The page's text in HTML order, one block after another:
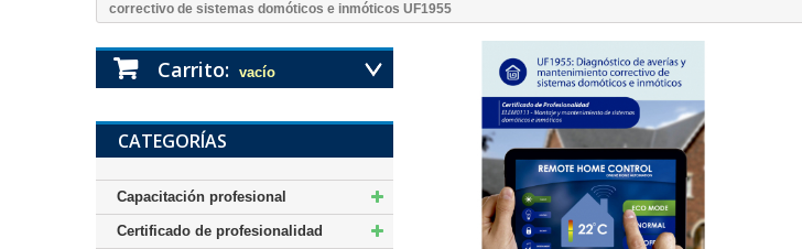
correctivo de sistemas domóticos e inmóticos UF1955
Carrito: vacío
CATEGORÍAS
Capacitación profesional
Certificado de profesionalidad